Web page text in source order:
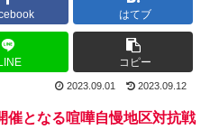
はてブ
コピー
2023.09.01 2023.09.12
催となる喧嘩自慢地区対抗戦